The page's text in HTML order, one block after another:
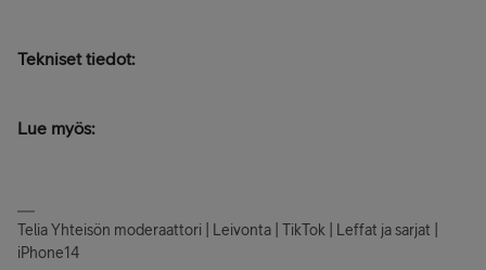
Tekniset tiedot:
Lue myös:
Telia Yhteisön moderaattori | Leivonta | TikTok | Leffat ja sarjat |
iPhone14